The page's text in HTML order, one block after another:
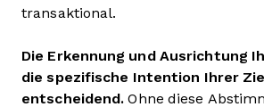
transaktional.
Die Erkennung und Ausrichtung
die spezifische Intention Ihrer
entscheidend. Ohne diese